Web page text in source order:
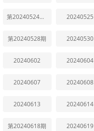
第20240524期上 20240525
第20240528期 20240530
20240602 20240604
20240607 20240608
20240613 20240614
第20240618期 20240619